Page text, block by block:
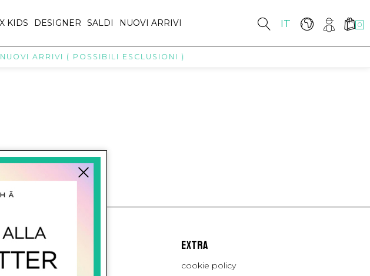
IT 0
KIDS DESIGNER SALDI NUOVI ARRIVI
ARRIVI ( POSSIBILI ESCLUSIONI )
EXTRA
cookie policy